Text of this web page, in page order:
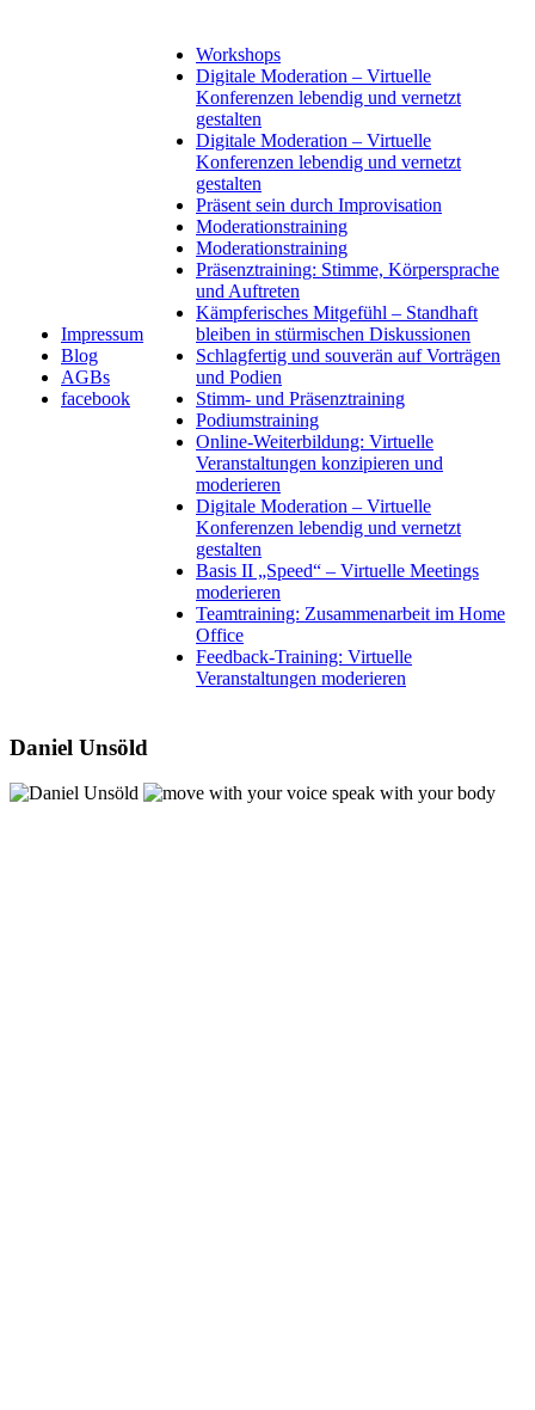
Impressum
Blog
AGBs
facebook
Workshops
Digitale Moderation – Virtuelle
Konferenzen lebendig und vernetzt
gestalten
Digitale Moderation – Virtuelle
Konferenzen lebendig und vernetzt
gestalten
Präsent sein durch Improvisation
Moderationstraining
Moderationstraining
Präsenztraining: Stimme, Körpersprache
und Auftreten
Kämpferisches Mitgefühl – Standhaft
bleiben in stürmischen Diskussionen
Schlagfertig und souverän auf Vorträgen
und Podien
Stimm- und Präsenztraining
Podiumstraining
Online-Weiterbildung: Virtuelle
Veranstaltungen konzipieren und
moderieren
Digitale Moderation – Virtuelle
Konferenzen lebendig und vernetzt
gestalten
Basis II „Speed“ – Virtuelle Meetings
moderieren
Teamtraining: Zusammenarbeit im Home
Office
Feedback-Training: Virtuelle
Veranstaltungen moderieren
Daniel Unsöld